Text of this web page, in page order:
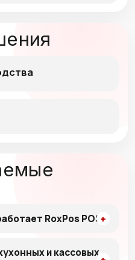
RoxPos POS?
и кассовых